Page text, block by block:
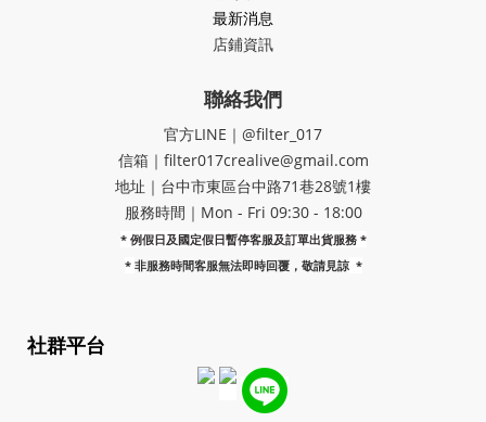
最新消息
店鋪資訊
聯絡我們
官方LINE｜@filter_017
信箱｜filter017crealive@gmail.com
地址｜​台中市東區台中路71巷28號1樓
服務時間｜Mon - Fri 09:30 - 18:00
* 例假日及國定假日暫停客服及訂單出貨服務 *
* 非服務時間客服無法即時回覆，敬請見諒 *
社群平台